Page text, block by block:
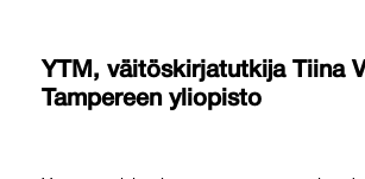
YTM, väitöskirjatutkija Tiina
Tampereen yliopisto